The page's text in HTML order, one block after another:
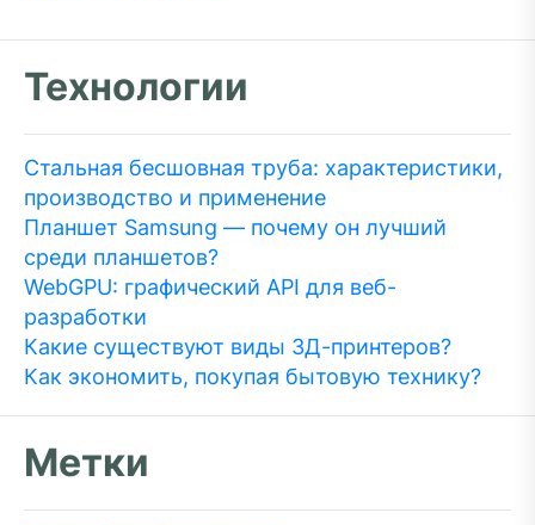
Технологии
Стальная бесшовная труба: характеристики,
производство и применение
Планшет Samsung — почему он лучший
среди планшетов?
WebGPU: графический API для веб-
разработки
Какие существуют виды 3Д-принтеров?
Как экономить, покупая бытовую технику?
Метки